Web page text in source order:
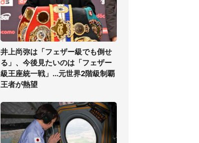
井上尚弥は「フェザー級でも倒せ
る」、今後見たいのは「フェザー
級王座統一戦」...元世界2階級制覇
王者が熱望